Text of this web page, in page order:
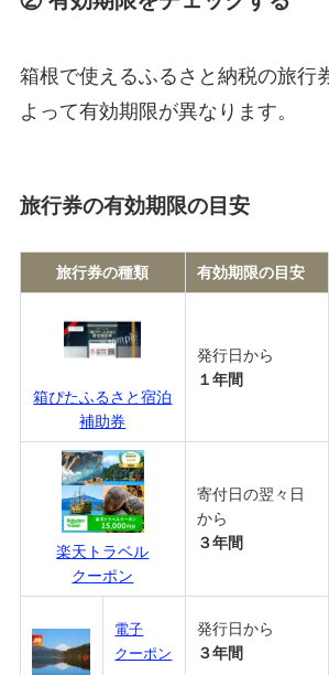
箱根で使えるふるさと納税の旅行
よって有効期限が異なります。
旅行券の有効期限の目安
旅行券の種類 有効期限の目安
箱ぴたふるさと宿泊
補助券
発行日から
１年間
楽天トラベル
クーポン
寄付日の翌々日
から
３年間
電子
クーポン
発行日から
３年間